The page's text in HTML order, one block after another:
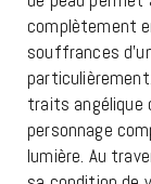
complètement
souffrances
traits angélique
personnage
lumière. Au